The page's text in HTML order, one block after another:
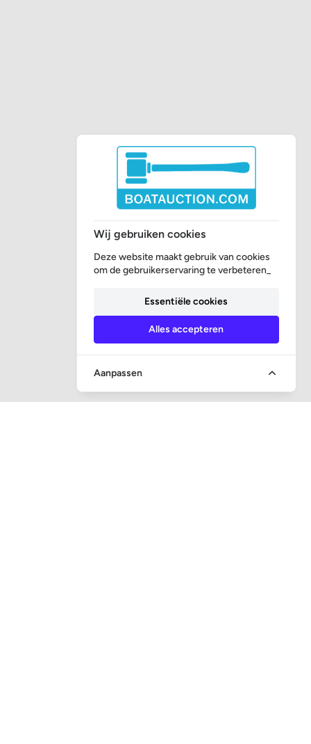
Wij gebruiken cookies
Deze website maakt gebruik van cookies
om de gebruikerservaring te verbeteren_
Essentiële cookies
Alles accepteren
Aanpassen